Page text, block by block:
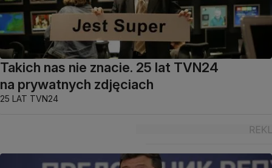
Takich nas nie znacie. 25 lat TVN24
na prywatnych zdjęciach
25 LAT TVN24